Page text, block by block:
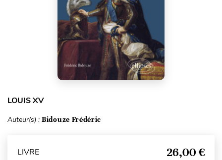
LOUIS XV
Auteur(s) : Bidouze Frédéric
LIVRE 26,00 €